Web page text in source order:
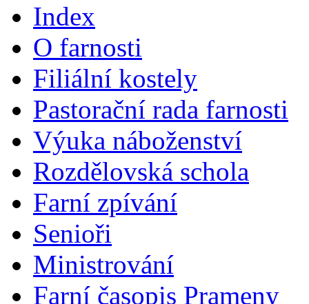
Index
O farnosti
Filiální kostely
Pastorační rada farnosti
Výuka náboženství
Rozdělovská schola
Farní zpívání
Senioři
Ministrování
Farní časopis Prameny